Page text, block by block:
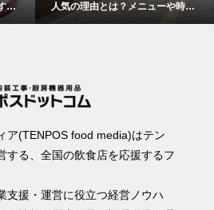
す
人気の理由とは？メニューや時
間、おすすめの楽しみ方を紹介
ア(TENPOS food media)はテン
する、全国の飲食店を応援するフ
支援・運営に役立つ経営ノウハ